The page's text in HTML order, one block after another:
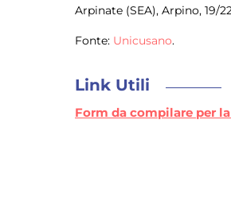
Arpinate (SEA), Arpino, 19/
Fonte: Unicusano.
Link Utili
Form da compilare per